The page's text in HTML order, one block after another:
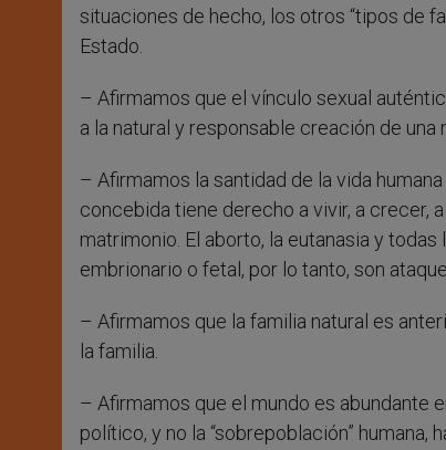
situaciones de hecho, los otros “tipos de
Estado.
– Afirmamos que el vínculo sexual
a la natural y responsable creación de una
– Afirmamos la santidad de la vida
concebida tiene derecho a vivir, a crecer,
matrimonio. El aborto, la eutanasia y
embrionario o fetal, por lo tanto, son
– Afirmamos que la familia natural es
la familia.
– Afirmamos que el mundo es abundante
político, y no la “sobrepoblación”